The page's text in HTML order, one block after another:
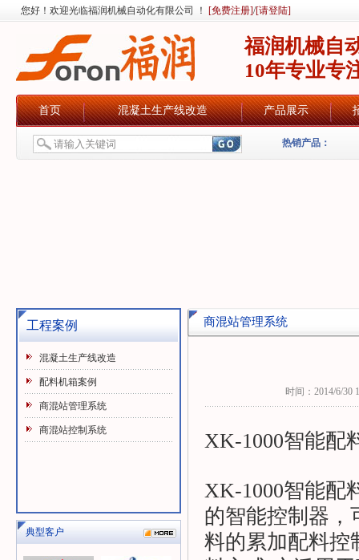
您好！欢迎光临福润机械自动化有限公司 ！ [免费注册]/[请登陆]
福润机械自
10年专业专
首页 混凝土生产线改造 产品展示
热销产品：
工程案例
混凝土生产线改造
配料机箱案例
商混站管理系统
商混站控制系统
典型客户
商混站管理系统
时间：2014/6/30
XK-1000智能配
XK-1000智能配
的智能控制器，
料的累加配料控